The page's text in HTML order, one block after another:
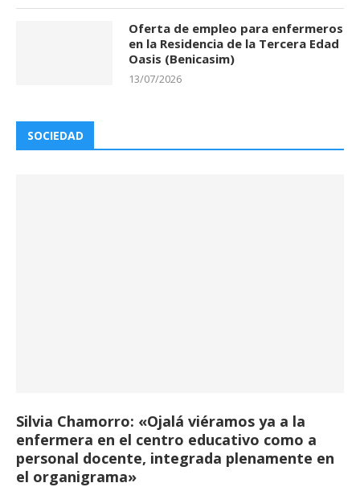
Oferta de empleo para enfermeros
en la Residencia de la Tercera Edad
Oasis (Benicasim)
13/07/2026
SOCIEDAD
Silvia Chamorro: «Ojalá viéramos ya a la
enfermera en el centro educativo como a
personal docente, integrada plenamente en
el organigrama»